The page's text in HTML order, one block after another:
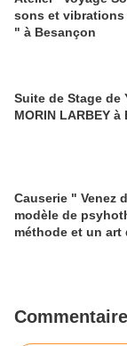
sons et
" à Besançon
Suite de Stage de
MORIN LARBEY
Causerie " Venez
modèle de
méthode et un art